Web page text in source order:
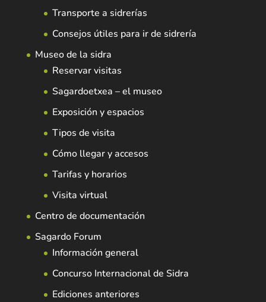
Transporte a sidrerías
Consejos útiles para ir de sidrería
Museo de la sidra
Reservar visitas
Sagardoetxea – el museo
Exposición y espacios
Tipos de visita
Cómo llegar y accesos
Tarifas y horarios
Visita virtual
Centro de documentación
Sagardo Forum
Información general
Concurso Internacional de Sidra
Ediciones anteriores